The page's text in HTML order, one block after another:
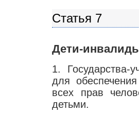
Статья 7
Дети-
1. Государства-
для
всех прав
детьми.